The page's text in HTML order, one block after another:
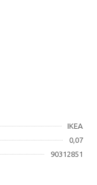
IKEA
0,07
90312851